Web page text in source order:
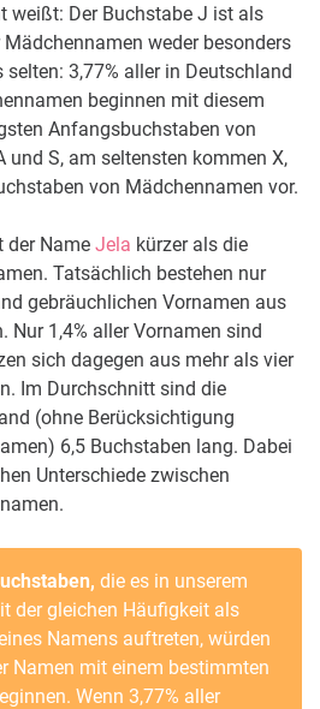
weißt: Der Buchstabe J ist als
weder besonders
3,77% aller in Deutschland
beginnen mit diesem
Anfangsbuchstaben von
und S, am seltensten kommen X,
von Mädchennamen vor.
der Name Jela kürzer als die
Tatsächlich bestehen nur
gebräuchlichen Vornamen aus
Nur 1,4% aller Vornamen sind
sich dagegen aus mehr als vier
Im Durchschnitt sind die
(ohne Berücksichtigung
6,5 Buchstaben lang. Dabei
Unterschiede zwischen
die es in unserem
der gleichen Häufigkeit als
Namens auftreten, würden
Namen mit einem bestimmten
Wenn 3,77% aller